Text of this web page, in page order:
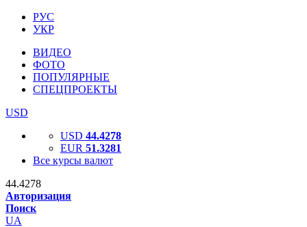
РУС
УКР
ВИДЕО
ФОТО
ПОПУЛЯРНЫЕ
СПЕЦПРОЕКТЫ
USD
USD 44.4278
EUR 51.3281
Все курсы валют
44.4278
Авторизация
Поиск
UA